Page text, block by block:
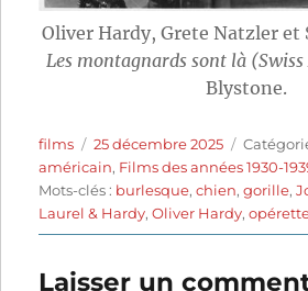
Oliver Hardy, Grete Natzler et
Les montagnards sont là
Blystone.
Auteur
films
Publié
le
25 décembre 2025
américain, Films des années 1930-
Mots-clés : burlesque,chien,gorille,
Laurel & Hardy,Oliver Hardy,
Laisser un